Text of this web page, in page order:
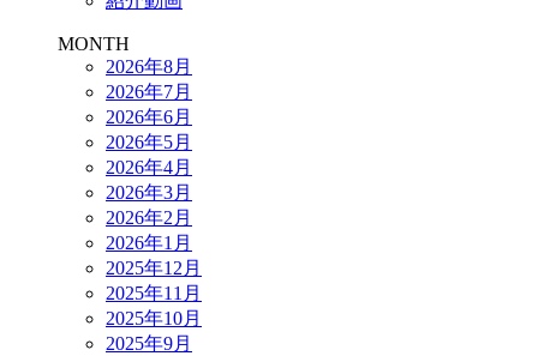
MONTH
2026年8月
2026年7月
2026年6月
2026年5月
2026年4月
2026年3月
2026年2月
2026年1月
2025年12月
2025年11月
2025年10月
2025年9月